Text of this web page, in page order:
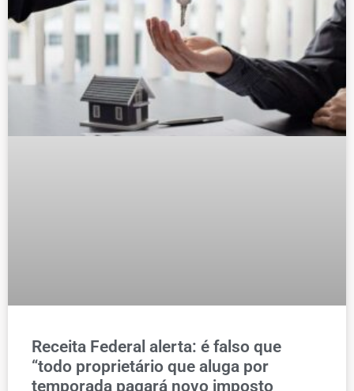
Receita Federal alerta: é falso que
“todo proprietário que aluga por
temporada pagará novo imposto